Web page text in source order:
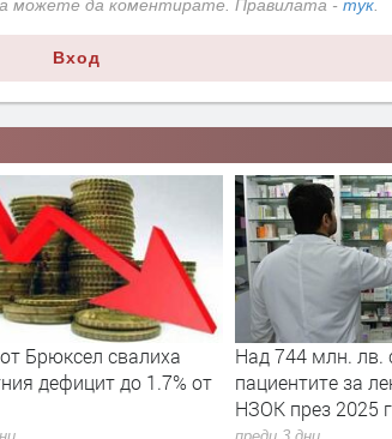
можете да коментирате. Правилата - тук.
Вход
Брюксел свалиха
дефицит до 1.7% от
Над 744 млн. лв.
пациентите за
НЗОК през 2025